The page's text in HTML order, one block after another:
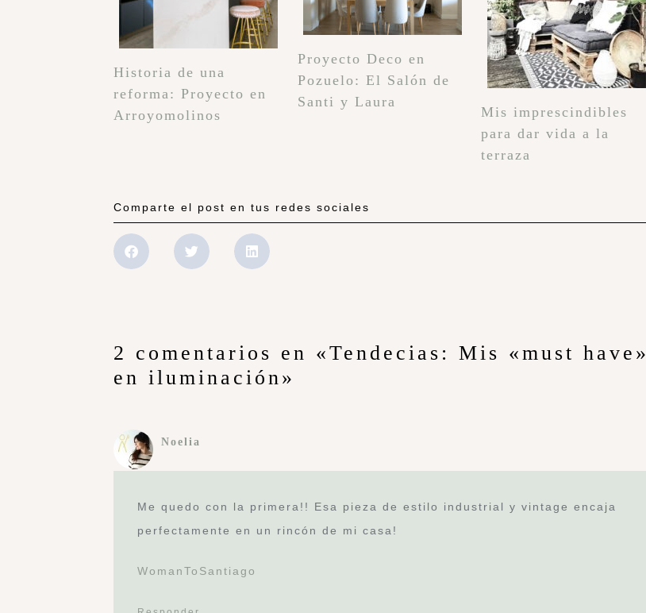
Historia de una
reforma: Proyecto en
Arroyomolinos
Proyecto Deco en
Pozuelo: El Salón de
Santi y Laura
Mis imprescindibles
para dar vida a la
terraza
Comparte el post en tus redes sociales
2 comentarios en «Tendecias: Mis «must have»
en iluminación»
Noelia
Me quedo con la primera!! Esa pieza de estilo industrial y vintage encaja
perfectamente en un rincón de mi casa!
WomanToSantiago